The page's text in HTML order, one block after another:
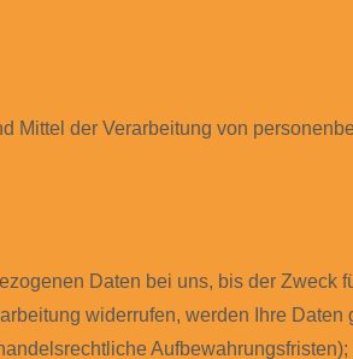
Mittel der Verarbeitung von
Daten bei uns, bis der Zweck
widerrufen, werden Ihre Daten
Aufbewahrungsfristen);